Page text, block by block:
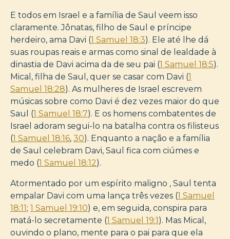
E todos em Israel e a família de Saul veem isso
claramente. Jônatas, filho de Saul e príncipe
herdeiro, ama Davi (1 Samuel 18:3). Ele até lhe dá
suas roupas reais e armas como sinal de lealdade à
dinastia de Davi acima da de seu pai (1 Samuel 18:5).
Mical, filha de Saul, quer se casar com Davi (1
Samuel 18:28). As mulheres de Israel escrevem
músicas sobre como Davi é dez vezes maior do que
Saul (1 Samuel 18:7). E os homens combatentes de
Israel adoram segui-lo na batalha contra os filisteus
(1 Samuel 18:16, 30). Enquanto a nação e a família
de Saul celebram Davi, Saul fica com ciúmes e
medo (1 Samuel 18:12).
Atormentado por um espírito maligno , Saul tenta
empalar Davi com uma lança três vezes (1 Samuel
18:11; 1 Samuel 19:10) e, em seguida, conspira para
matá-lo secretamente (1 Samuel 19:1). Mas Mical,
ouvindo o plano, mente para o pai para que ela